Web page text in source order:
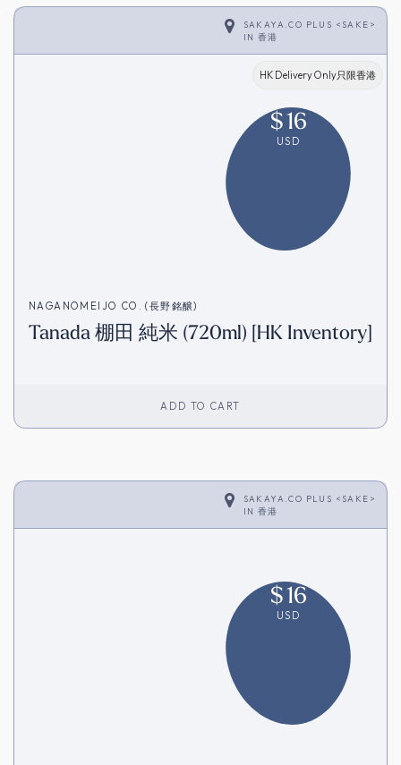
SAKAYA.CO PLUS <SAKE>
IN 香港
HK Delivery Only只限香港
$16
USD
NAGANOMEIJO CO. (長野銘醸)
Tanada 棚田 純米 (720ml) [HK Inventory]
ADD TO CART
SAKAYA.CO PLUS <SAKE>
IN 香港
$16
USD